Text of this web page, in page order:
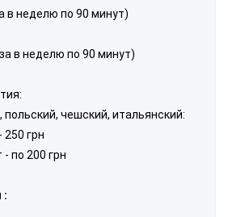
в неделю по 90 минут)
в неделю по 90 минут)
чешский, итальянский:
250 грн
- по 200 грн
: